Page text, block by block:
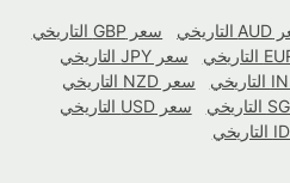
سعر GBP التاريخي
سعر JPY التاريخي
سعر NZD التاريخي
سعر USD التاريخي